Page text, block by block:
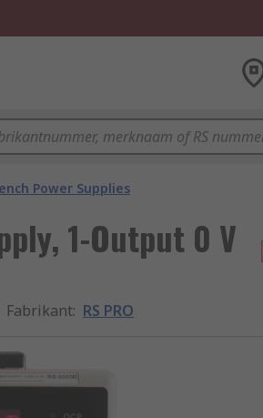
Power Supplies
1-Output 0 V
Fabrikant: RS PRO